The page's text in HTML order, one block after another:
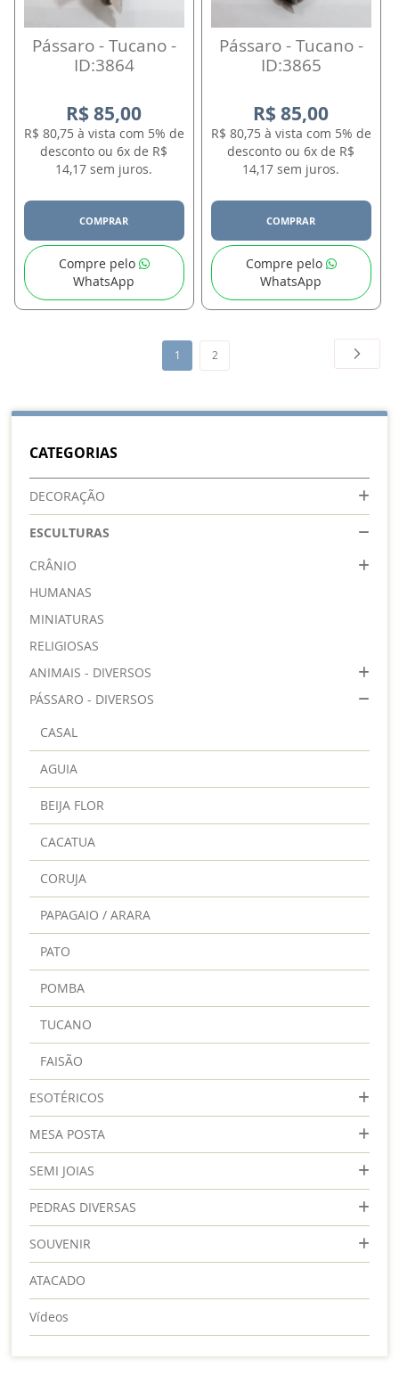
Pássaro - Tucano -
ID:3864
R$ 85,00
R$ 80,75 à vista com 5% de
desconto ou 6x de R$
14,17 sem juros.
COMPRAR
Compre pelo
WhatsApp
Pássaro - Tucano -
ID:3865
R$ 85,00
R$ 80,75 à vista com 5% de
desconto ou 6x de R$
14,17 sem juros.
COMPRAR
Compre pelo
WhatsApp
Página
Você
lendo
1 Página
2
CATEGORIAS
DECORAÇÃO
ESCULTURAS
CRÂNIO
HUMANAS
MINIATURAS
RELIGIOSAS
ANIMAIS - DIVERSOS
PÁSSARO - DIVERSOS
CASAL
AGUIA
BEIJA FLOR
CACATUA
CORUJA
PAPAGAIO / ARARA
PATO
POMBA
TUCANO
FAISÃO
ESOTÉRICOS
MESA POSTA
SEMI JOIAS
PEDRAS DIVERSAS
SOUVENIR
ATACADO
Vídeos